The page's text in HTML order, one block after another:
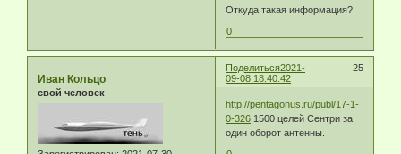
Откуда такая информация?
0
Поделиться 25
2021-
09-08 18:40:42
Иван Кольцо
свой человек
http://pentagonus.ru/publ/17-1-
0-326 1500 целей Сентри за
один оборот антенны.